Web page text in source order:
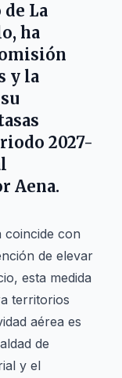
La
, ha
y la
2027-
Aena.
coincide con
de elevar
esta medida
territorios
aérea es
de
y el